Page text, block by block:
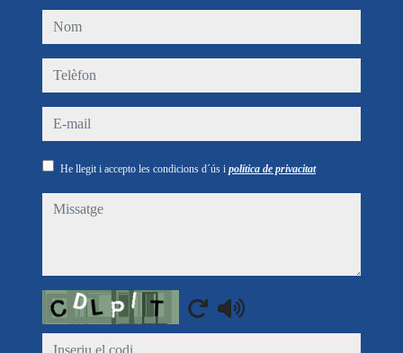
nom
telèfon
e-mail
He llegit i accepto les condicions d´ús i política de privacitat
missatge
Captcha